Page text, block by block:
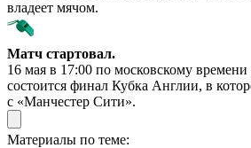
владеет мячом.
Матч стартовал.
16 мая в 17:00 по московскому
состоится финал Кубка Англии, в
с «Манчестер Сити».
Материалы по теме: